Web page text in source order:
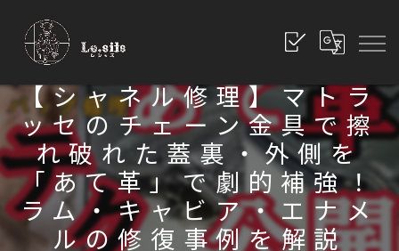
【シャネル修理】マトラ
ッセのチェーン金具で擦
れ破れた蓋裏・外側を
「あて革」で劇的補強！
ラム・キャビア・エナメ
ルの修復事例を解説